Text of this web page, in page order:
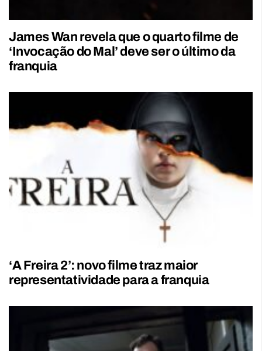
James Wan revela que o quarto filme de
‘Invocação do Mal’ deve ser o último da
franquia
‘A Freira 2’: novo filme traz maior
representatividade para a franquia